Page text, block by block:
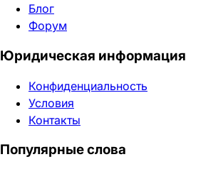
Блог
Форум
Юридическая информация
Конфиденциальность
Условия
Контакты
Популярные слова